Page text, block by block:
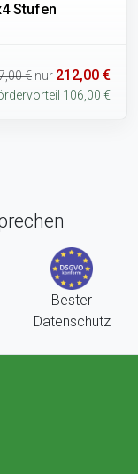
Stufen
€ nur 212,00 €
106,00 €
Bester
Datenschutz